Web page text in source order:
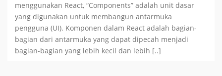
menggunakan React, “Components” adalah unit dasar
yang digunakan untuk membangun antarmuka
pengguna (UI). Komponen dalam React adalah bagian-
bagian dari antarmuka yang dapat dipecah menjadi
bagian-bagian yang lebih kecil dan lebih [..]